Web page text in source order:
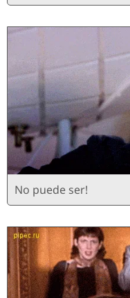
No puede ser!